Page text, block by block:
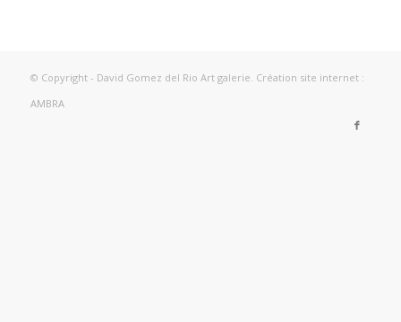
© Copyright - David Gomez del Rio Art galerie. Création site internet :
AMBRA